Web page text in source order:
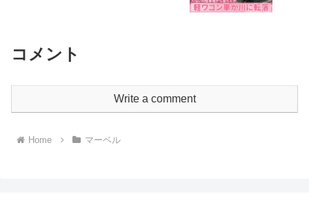
コメント
Write a comment
Home マーベル